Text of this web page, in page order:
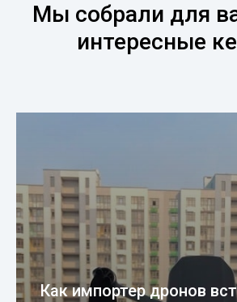
Мы собрали для
интересные
Как импортер дронов